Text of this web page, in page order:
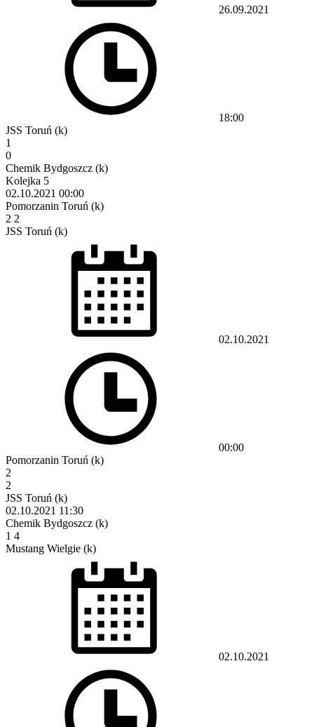
26.09.2021
18:00
JSS Toruń (k)
1
0
Chemik Bydgoszcz (k)
Kolejka 5
02.10.2021 00:00
Pomorzanin Toruń (k)
2 2
JSS Toruń (k)
02.10.2021
00:00
Pomorzanin Toruń (k)
2
2
JSS Toruń (k)
02.10.2021 11:30
Chemik Bydgoszcz (k)
1 4
Mustang Wielgie (k)
02.10.2021